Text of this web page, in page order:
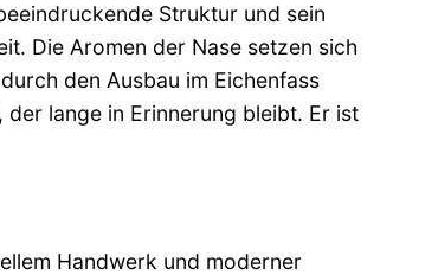
Struktur und sein
Die Aromen der Nase setzen sich
den Ausbau im Eichenfass
lange in Erinnerung bleibt. Er ist
Handwerk und moderner